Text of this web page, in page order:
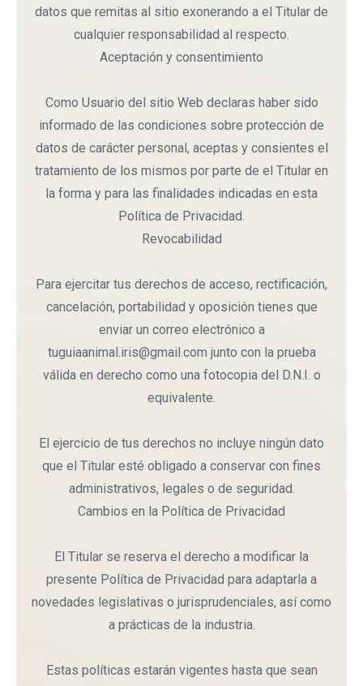
datos que remitas al sitio exonerando a el Titular de
cualquier responsabilidad al respecto.
Aceptación y consentimiento
Como Usuario del sitio Web declaras haber sido
informado de las condiciones sobre protección de
datos de carácter personal, aceptas y consientes el
tratamiento de los mismos por parte de el Titular en
la forma y para las finalidades indicadas en esta
Política de Privacidad.
Revocabilidad
Para ejercitar tus derechos de acceso, rectificación,
cancelación, portabilidad y oposición tienes que
enviar un correo electrónico a
tuguiaanimal.iris@gmail.com junto con la prueba
válida en derecho como una fotocopia del D.N.I. o
equivalente.
El ejercicio de tus derechos no incluye ningún dato
que el Titular esté obligado a conservar con fines
administrativos, legales o de seguridad.
Cambios en la Política de Privacidad
El Titular se reserva el derecho a modificar la
presente Política de Privacidad para adaptarla a
novedades legislativas o jurisprudenciales, así como
a prácticas de la industria.
Estas políticas estarán vigentes hasta que sean